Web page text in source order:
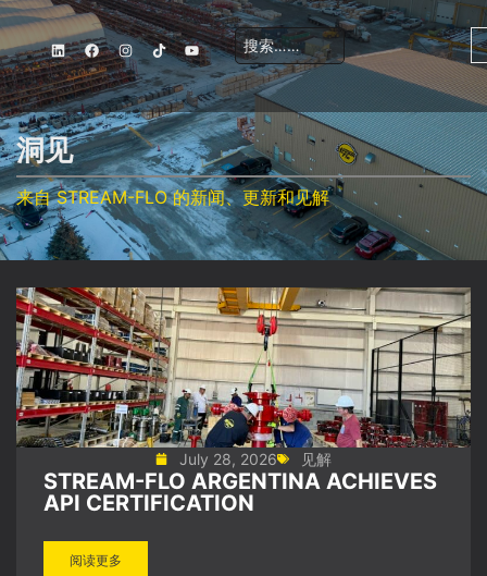
洞见
来自 STREAM-FLO 的新闻、更新和见解
July 28, 2026 见解
STREAM-FLO ARGENTINA ACHIEVES
API CERTIFICATION
阅读更多